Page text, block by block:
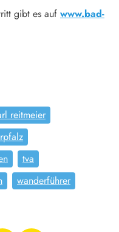
gibt es auf www.bad-
reitmeier
tva
wanderführer